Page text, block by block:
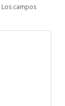
Los campos